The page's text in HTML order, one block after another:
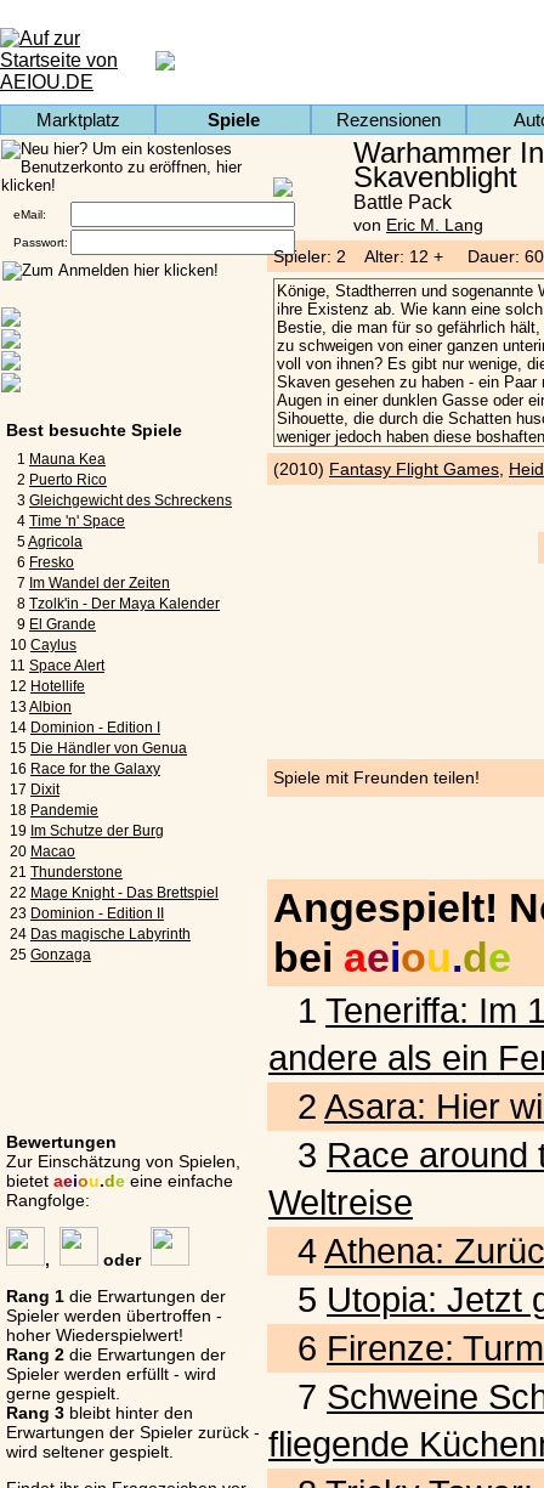
Marktplatz Spiele Rezensionen
eMail:
Passwort:
Best besuchte Spiele
1 Mauna Kea
2 Puerto Rico
3 Gleichgewicht des Schreckens
4 Time 'n' Space
5Agricola
6 Fresko
7 Im Wandel der Zeiten
8 Tzolk'in - Der Maya Kalender
9 El Grande
10 Caylus
11 Space Alert
12 Hotellife
13Albion
14 Dominion - Edition I
15 Die Händler von Genua
16 Race for the Galaxy
17 Dixit
18 Pandemie
19 Im Schutze der Burg
20 Macao
21 Thunderstone
22 Mage Knight - Das Brettspiel
23 Dominion - Edition II
24 Das magische Labyrinth
25 Gonzaga
Bewertungen
Zur Einschätzung von Spielen,
bietet aeiou.de eine einfache
Rangfolge:
,
oder
Rang 1 die Erwartungen der
Spieler werden übertroffen -
hoher Wiederspielwert!
Rang 2 die Erwartungen der
Spieler werden erfüllt - wird
gerne gespielt.
Rang 3 bleibt hinter den
Erwartungen der Spieler zurück -
wird seltener gespielt.
Warhammer
Skavenblight
Battle Pack
von Eric M. Lang
Spieler: 2 Alter: 12 + Dauer: 60
(2010) Fantasy Flight Games
Spiele mit Freunden teilen!
Angespielt!
bei aeiou.de
1 Teneriffa: Im
andere als ein
2 Asara: Hier
3 Race around
Weltreise
4Athena:
5 Utopia: Jetzt
6 Firenze:
7 Schweine
fliegende